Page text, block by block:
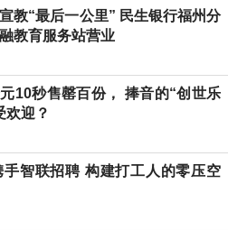
教“最后一公里” 民生银行福州分
教育服务站营业
10秒售罄百份， 捧音的“创世乐
欢迎？
手智联招聘 构建打工人的零压空